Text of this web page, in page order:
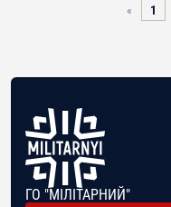
« 1
ГО "МІЛІТАРНИЙ"